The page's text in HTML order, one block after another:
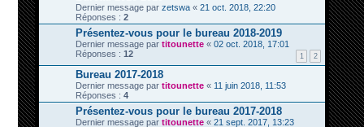
Dernier message par zetswa« 21 oct. 2018, 22:20
Réponses : 2
Présentez-vous pour le bureau 2018-2019
Dernier message par titounette« 02 oct. 2018, 17:01
Réponses : 12 1 2
Bureau 2017-2018
Dernier message par titounette« 11 juin 2018, 11:53
Réponses : 4
Présentez-vous pour le bureau 2017-2018
Dernier message par titounette« 21 sept. 2017, 13:23